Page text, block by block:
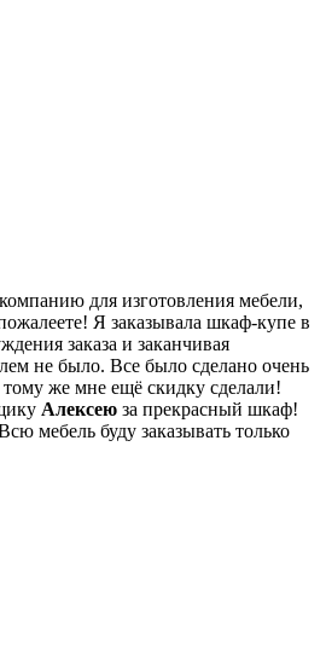
для изготовления мебели,
Я заказывала шкаф-купе в
заказа и заканчивая
не было. Все было сделано очень
же мне ещё скидку сделали!
Алексею за прекрасный шкаф!
мебель буду заказывать только